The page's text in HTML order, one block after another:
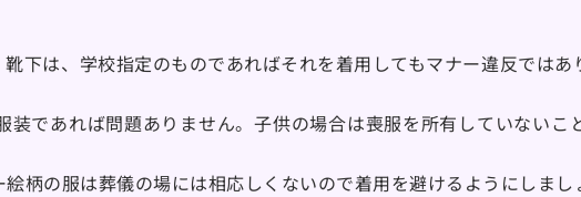
下は、学校指定のものであればそれを着用してもマナー違反では
であれば問題ありません。子供の場合は喪服を所有していない
柄の服は葬儀の場には相応しくないので着用を避けるようにしまし